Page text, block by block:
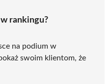
rankingu?
na podium w
swoim klientom, że